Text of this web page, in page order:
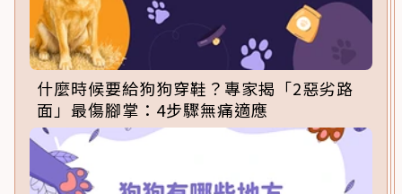
什麼時候要給狗狗穿鞋？專家揭「2惡劣路
面」最傷腳掌：4步驟無痛適應